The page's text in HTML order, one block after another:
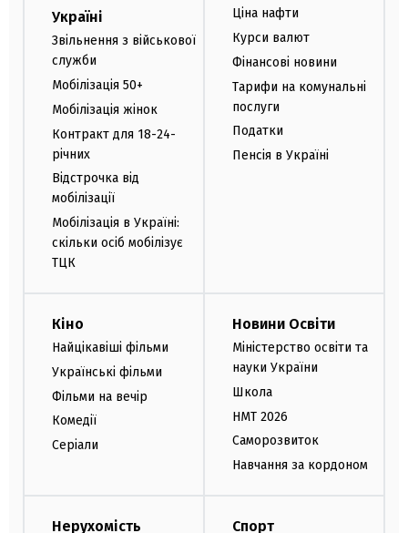
Україні
Звільнення з військової
служби
Мобілізація 50+
Мобілізація жінок
Контракт для 18-24-
річних
Відстрочка від
мобілізації
Мобілізація в Україні:
скільки осіб мобілізує
ТЦК
Ціна нафти
Курси валют
Фінансові новини
Тарифи на комунальні
послуги
Податки
Пенсія в Україні
Кіно
Найцікавіші фільми
Українські фільми
Фільми на вечір
Комедії
Серіали
Новини Освіти
Міністерство освіти та
науки України
Школа
НМТ 2026
Саморозвиток
Навчання за кордоном
Нерухомість Спорт